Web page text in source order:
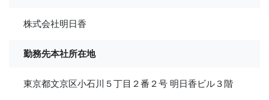
株式会社明日香
勤務先本社所在地
東京都文京区小石川５丁目２番２号 明日香ビル３階